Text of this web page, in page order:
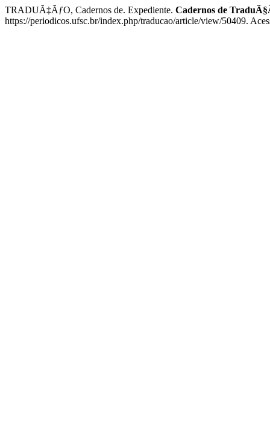
TRADUÃ‡ÃƒO, Cadernos de. Expediente. Cadernos de
https://periodicos.ufsc.br/index.php/traducao/article/view/50409.